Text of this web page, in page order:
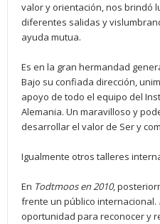
valor y orientación, nos brindó
diferentes salidas y
ayuda mutua.
Es en la gran hermandad
Bajo su confiada dirección,
apoyo de todo el equipo del
Alemania. Un maravilloso y
desarrollar el valor de Ser y
Igualmente otros talleres
En Todtmoos en 2010,
frente un público internacional.
oportunidad para reconocer y